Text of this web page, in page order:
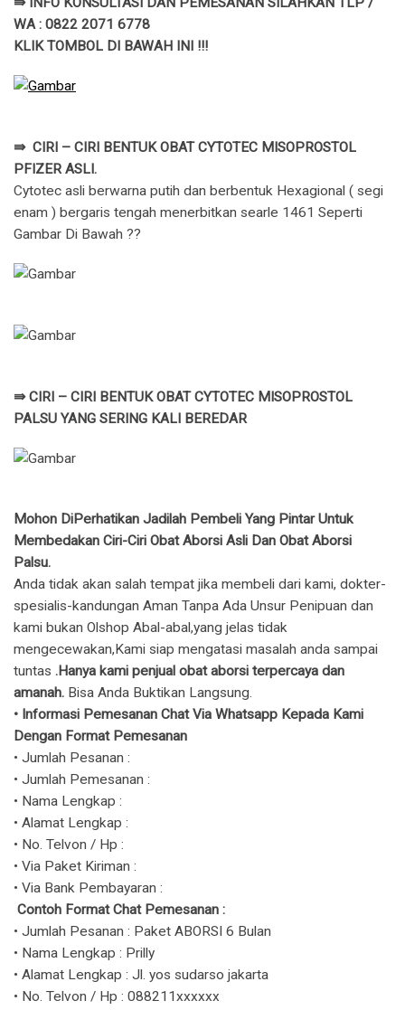
WA : 0822 2071 6778
KLIK TOMBOL DI BAWAH INI !!!
⇛ CIRI – CIRI BENTUK OBAT CYTOTEC MISOPROSTOL
PFIZER ASLI.
Cytotec asli berwarna putih dan berbentuk Hexagional ( segi
enam ) bergaris tengah menerbitkan searle 1461 Seperti
Gambar Di Bawah ??
⇛ CIRI – CIRI BENTUK OBAT CYTOTEC MISOPROSTOL
PALSU YANG SERING KALI BEREDAR
Mohon DiPerhatikan Jadilah Pembeli Yang Pintar Untuk
Membedakan Ciri-Ciri Obat Aborsi Asli Dan Obat Aborsi
Palsu.
Anda tidak akan salah tempat jika membeli dari kami, dokter-
spesialis-kandungan Aman Tanpa Ada Unsur Penipuan dan
kami bukan Olshop Abal-abal,yang jelas tidak
mengecewakan,Kami siap mengatasi masalah anda sampai
tuntas .Hanya kami penjual obat aborsi terpercaya dan
amanah. Bisa Anda Buktikan Langsung.
​• Informasi Pemesanan Chat Via Whatsapp Kepada Kami
Dengan Format Pemesanan
• Jumlah Pesanan :
• Jumlah Pemesanan :
• Nama Lengkap :
• Alamat Lengkap :
• No. Telvon / Hp :
• Via Paket Kiriman :
• Via Bank Pembayaran :
Contoh Format Chat Pemesanan :
• Jumlah Pesanan : Paket ABORSI 6 Bulan
• Nama Lengkap : Prilly
• Alamat Lengkap : Jl. yos sudarso jakarta
• No. Telvon / Hp : 088211xxxxxx